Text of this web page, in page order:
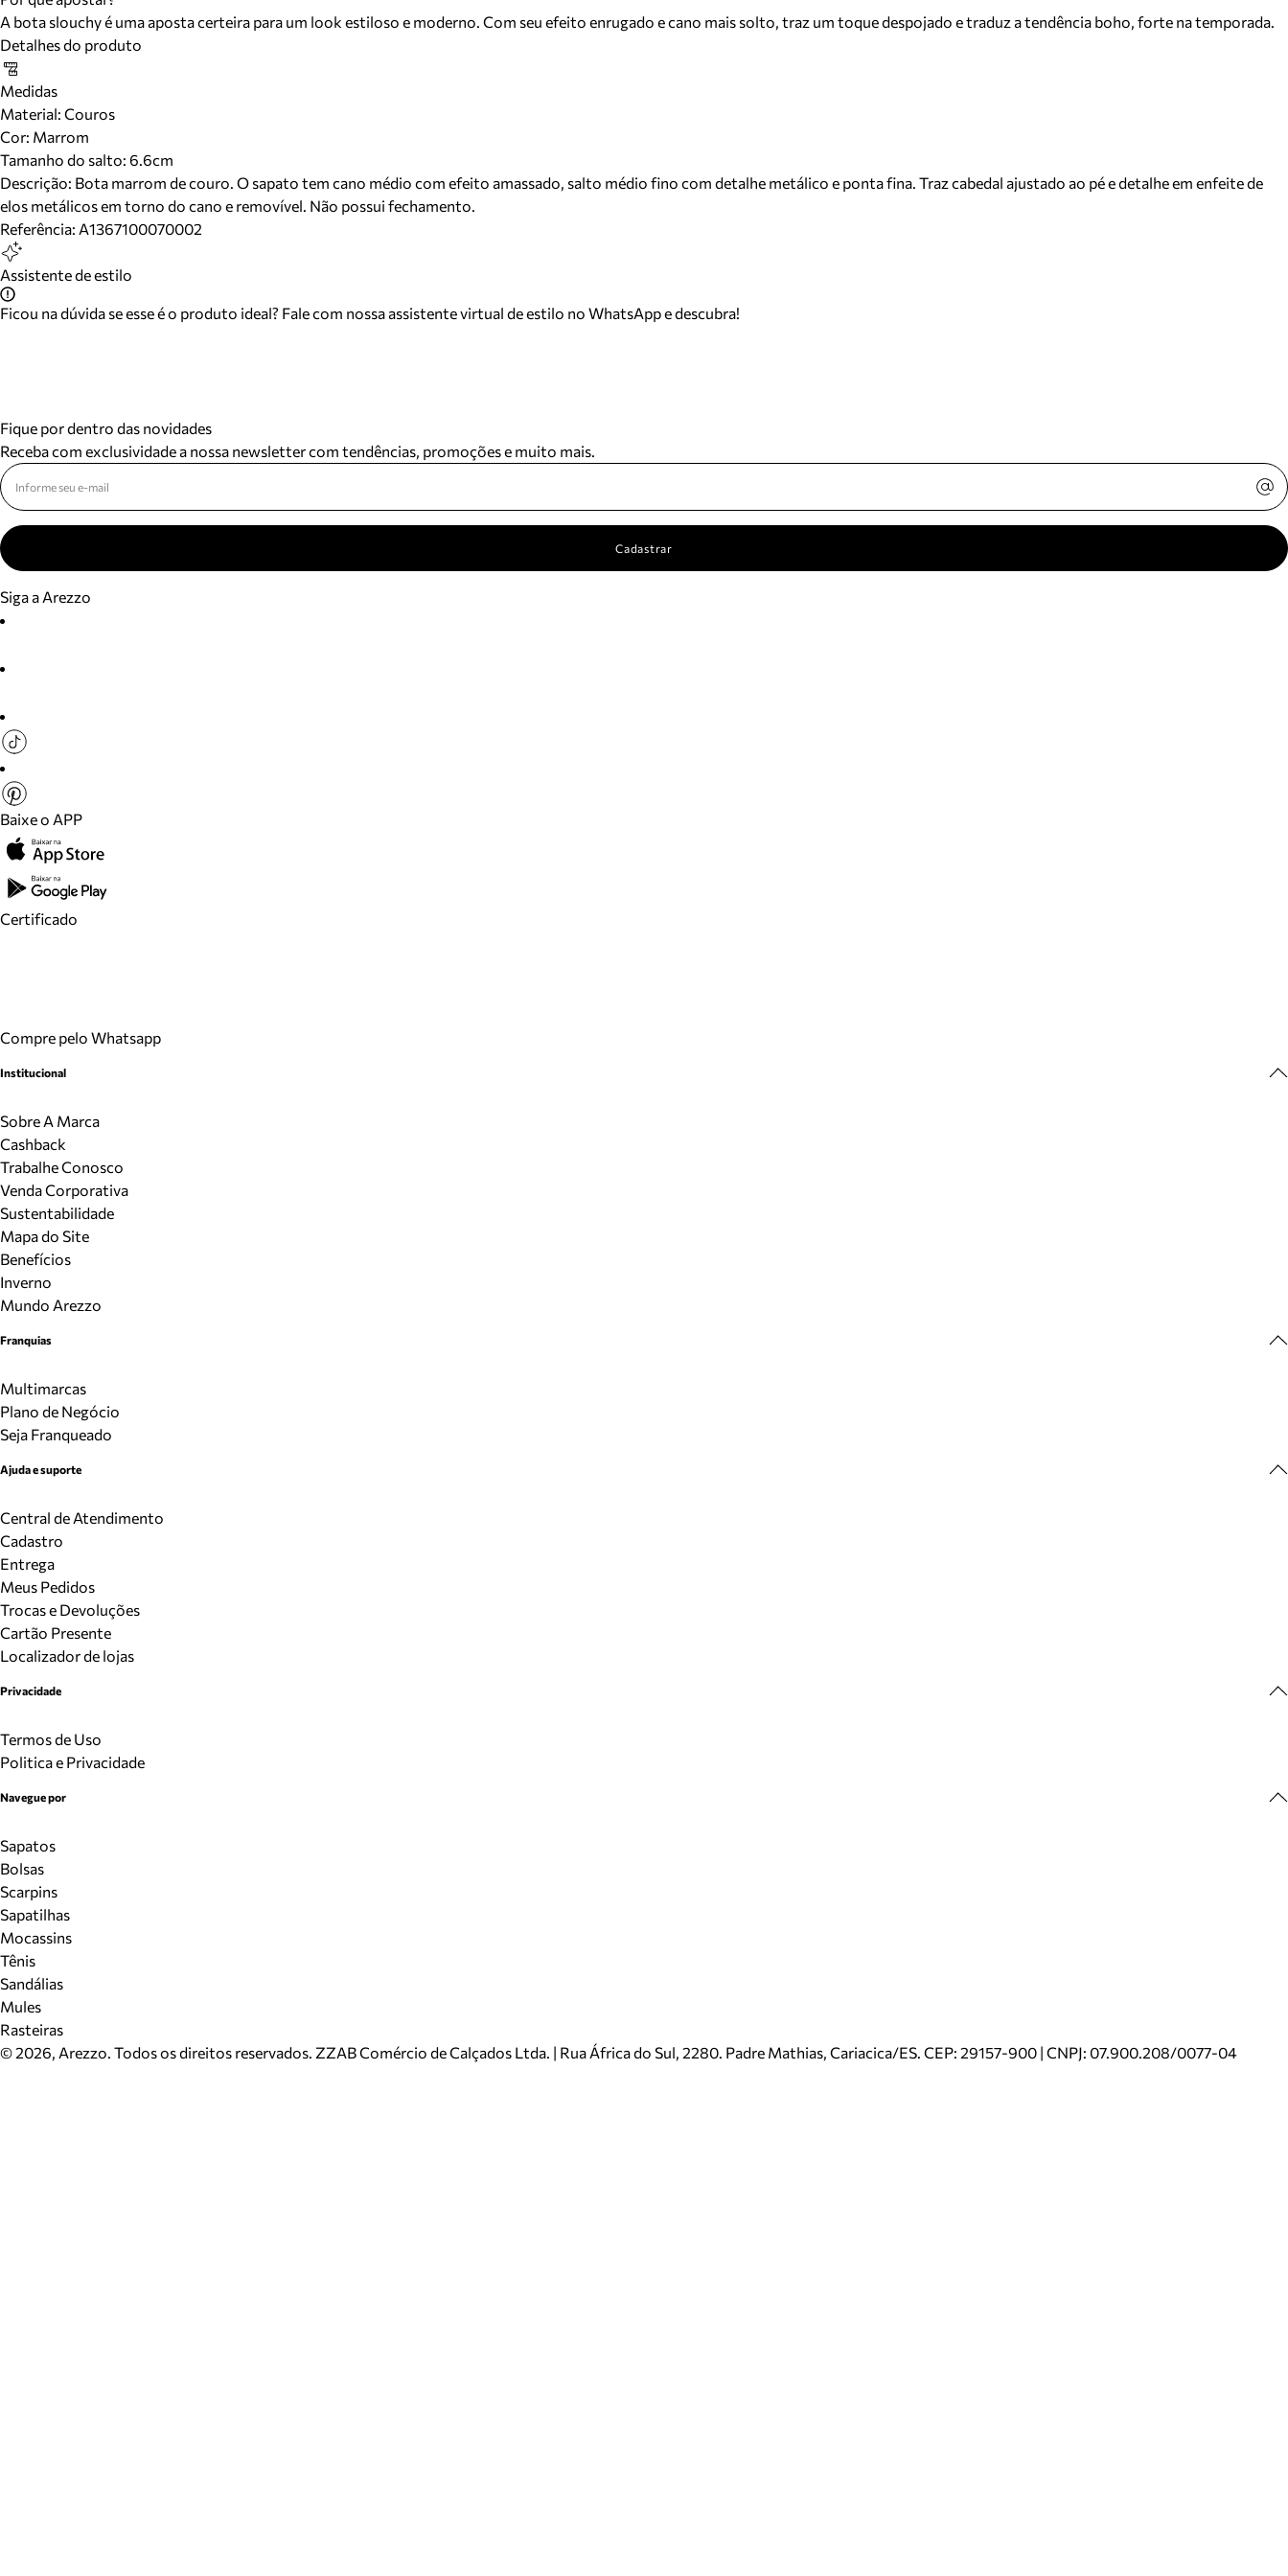
A bota slouchy é uma aposta certeira para um look estiloso e moderno. Com seu efeito enrugado e cano mais solto, traz um toque despojado e traduz a tendência boho, forte na temporada.
Detalhes do produto
Medidas
Material: Couros
Cor: Marrom
Tamanho do salto: 6.6cm
Descrição: Bota marrom de couro. O sapato tem cano médio com efeito amassado, salto médio fino com detalhe metálico e ponta fina. Traz cabedal ajustado ao pé e detalhe em enfeite de
elos metálicos em torno do cano e removível. Não possui fechamento.
Referência: A1367100070002
Assistente de estilo
Ficou na dúvida se esse é o produto ideal? Fale com nossa assistente virtual de estilo no WhatsApp e descubra!
Fique por dentro das novidades
Receba com exclusividade a nossa newsletter com tendências, promoções e muito mais.
Cadastrar
Siga a Arezzo
Baixe o APP
Certificado
Compre pelo Whatsapp
Institucional
Sobre A Marca
Cashback
Trabalhe Conosco
Venda Corporativa
Sustentabilidade
Mapa do Site
Benefícios
Inverno
Mundo Arezzo
Franquias
Multimarcas
Plano de Negócio
Seja Franqueado
Ajuda e suporte
Central de Atendimento
Cadastro
Entrega
Meus Pedidos
Trocas e Devoluções
Cartão Presente
Localizador de lojas
Privacidade
Termos de Uso
Politica e Privacidade
Navegue por
Sapatos
Bolsas
Scarpins
Sapatilhas
Mocassins
Tênis
Sandálias
Mules
Rasteiras
©2026, Arezzo. Todos os direitos reservados. ZZAB Comércio de Calçados Ltda. | Rua África do Sul, 2280. Padre Mathias, Cariacica/ES. CEP: 29157-900 | CNPJ: 07.900.208/0077-04